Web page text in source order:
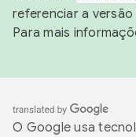
referenciar a versão
Para mais
O Google usa